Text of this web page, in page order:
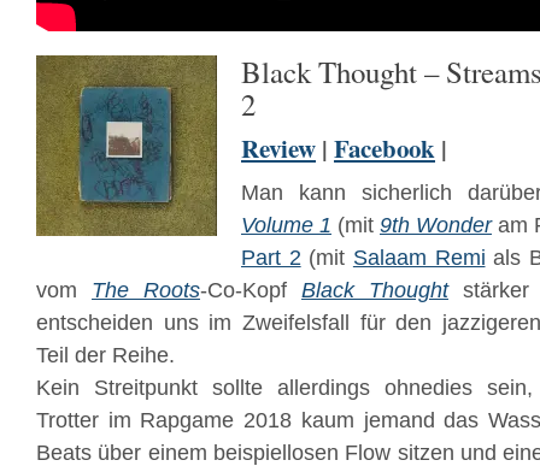
Black Thought –
2
Review | Facebook |
Man kann sicherlich
Volume 1 (mit 9th Wonderam
Part 2(mit Salaam Remi als
vom The Roots-Co-Kopf Black Thoughtstärker
entscheiden uns im Zweifelsfall für den
Teil der Reihe.
Kein Streitpunkt sollte allerdings ohnedies
Trotter im Rapgame 2018 kaum jemand das
Beats über einem beispiellosen Flow sitzen und